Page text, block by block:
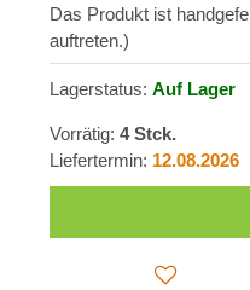
Das Produkt ist
auftreten.)
Lagerstatus: Auf Lager
Vorrätig: 4Stck.
Liefertermin: 12.08.2026